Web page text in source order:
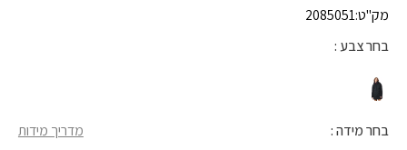
מק"ט:2085051
בחר צבע
בחר מידה מדריך מידות